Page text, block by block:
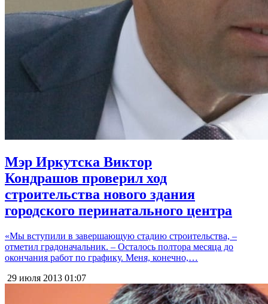
Мэр Иркутска Виктор
Кондрашов проверил ход
строительства нового здания
городского перинатального центра
«Мы вступили в завершающую стадию строительства, –
отметил градоначальник. – Осталось полтора месяца до
окончания работ по графику. Меня, конечно,…
29 июля 2013 01:07